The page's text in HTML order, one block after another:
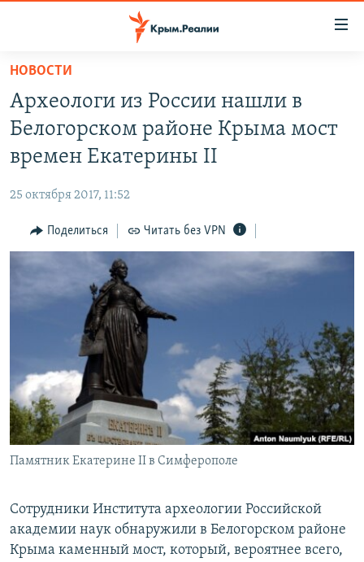
Вернуться
основному
содержанию
главной
навигации
Вернутся
поиску
СПЕЦПРОЕКТЫ
11 ЛЕТ ОККУПАЦИИ КРЫМА. 11 ИСТОРИЙ СОПРОТИВЛЕНИЯ
ЕЩЕ
ИНТЕРАКТИВ
ИНФОГРАФИКА
ТЕЛЕПРОЕКТ КРЫМ.РЕАЛИИ
СОВЕТЫ ПРАВОЗАЩИТНИКОВ
ПРОПАВШИЕ БЕЗ ВЕСТИ
ПОБЕДИТЕЛЕЙ НЕ СУДЯТ?
КРЫМ.НЕПОКОРЕННЫЙ
ELIFBE
УКРАИНСКАЯ ПРОБЛЕМА КРЫМА
РАДІО СВОБОДА
КАК ОБОЙТИ БЛОКИРОВКУ
Українською
Qırımtatar
ПРИСОЕДИНЯЙТЕСЬ!
НОВОСТИ
Археологи из России нашли в
Белогорском районе Крыма мост
времен Екатерины II
25 октября 2017, 11:52
Поделиться Читать без VPN
Памятник Екатерине II в Симферополе
Сотрудники Института археологии Российской
академии наук обнаружили в Белогорском районе
Крыма каменный мост, который, вероятнее всего,